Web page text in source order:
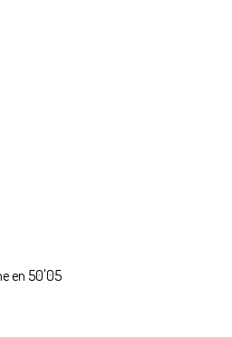
en 50'05